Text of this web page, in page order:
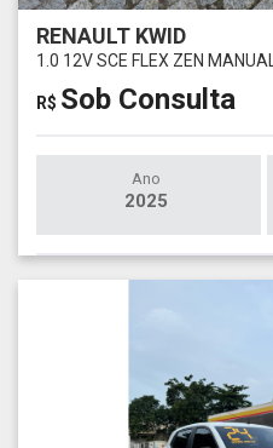
RENAULT KWID
1.0 12V SCE FLEX ZEN MANUAL
R$ Sob Consulta
Ano
2025